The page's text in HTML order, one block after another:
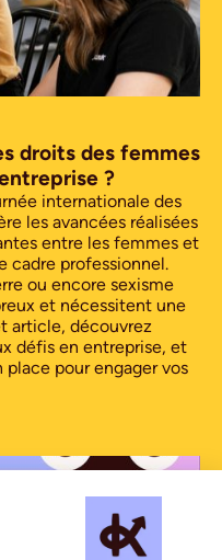
droits des femmes
?
internationale des
les avancées réalisées
entre les femmes et
cadre professionnel.
ou encore sexisme
et nécessitent une
article, découvrez
défis en entreprise, et
pour engager vos